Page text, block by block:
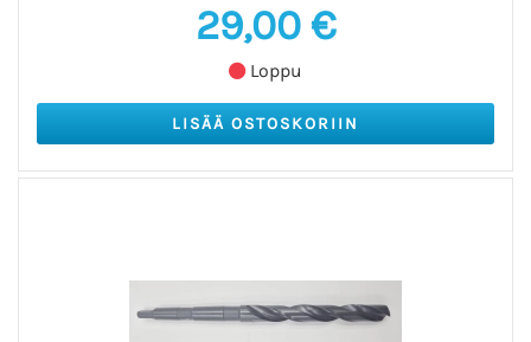
29,00 €
Loppu